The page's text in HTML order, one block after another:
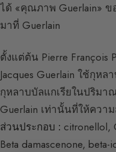
ได้ «คุณภาพ Guerlain»
มาที่ Guerlain
ตั้งแต่ต้น Pierre François
Jacques Guerlain ใช้กุห
กุหลาบบัลแกเรียในปริมาณ
Guerlain เท่านั้นที่ให้คว
ส่วนประกอบ : citronellol,
Beta damascenone,